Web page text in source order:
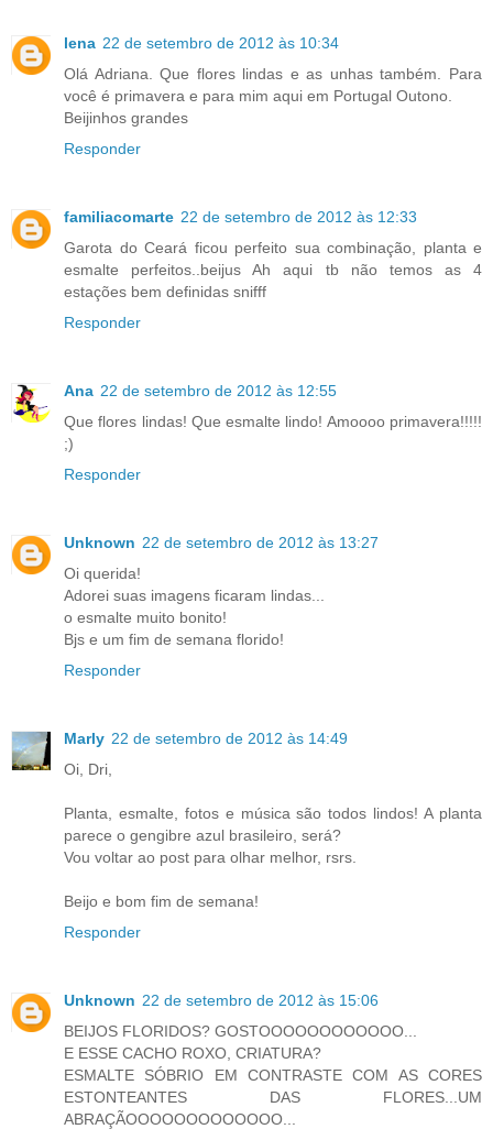
lena 22 de setembro de 2012 às 10:34
Olá Adriana. Que flores lindas e as unhas também. Para
você é primavera e para mim aqui em Portugal Outono.
Beijinhos grandes
Responder
familiacomarte 22 de setembro de 2012 às 12:33
Garota do Ceará ficou perfeito sua combinação, planta e
esmalte perfeitos..beijus Ah aqui tb não temos as 4
estações bem definidas snifff
Responder
Ana 22 de setembro de 2012 às 12:55
Que flores lindas! Que esmalte lindo! Amoooo primavera!!!!!
;)
Responder
Unknown 22 de setembro de 2012 às 13:27
Oi querida!
Adorei suas imagens ficaram lindas...
o esmalte muito bonito!
Bjs e um fim de semana florido!
Responder
Marly 22 de setembro de 2012 às 14:49
Oi, Dri,
Planta, esmalte, fotos e música são todos lindos! A planta
parece o gengibre azul brasileiro, será?
Vou voltar ao post para olhar melhor, rsrs.
Beijo e bom fim de semana!
Responder
Unknown 22 de setembro de 2012 às 15:06
BEIJOS FLORIDOS? GOSTOOOOOOOOOOOO...
E ESSE CACHO ROXO, CRIATURA?
ESMALTE SÓBRIO EM CONTRASTE COM AS CORES
ESTONTEANTES DAS FLORES...UM
ABRAÇÃOOOOOOOOOOOOO...